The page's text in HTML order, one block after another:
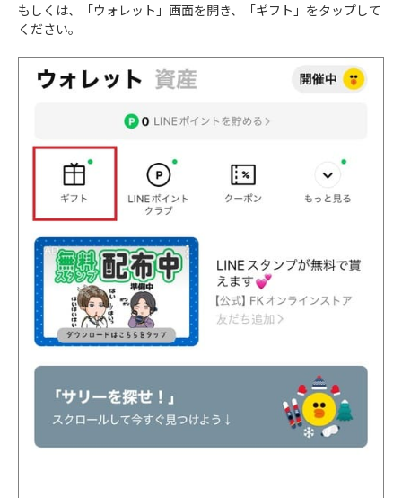
もしくは、「ウォレット」画面を開き、「ギフト」をタップして
ください。